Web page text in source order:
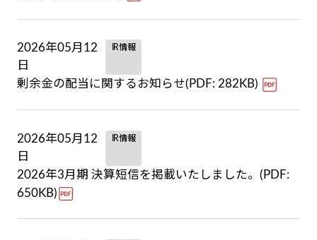
2026年05月12
日
IR情報
剰余金の配当に関するお知らせ(PDF: 282KB)
2026年05月12
日
IR情報
2026年3月期 決算短信を掲載いたしました。(PDF:
650KB)